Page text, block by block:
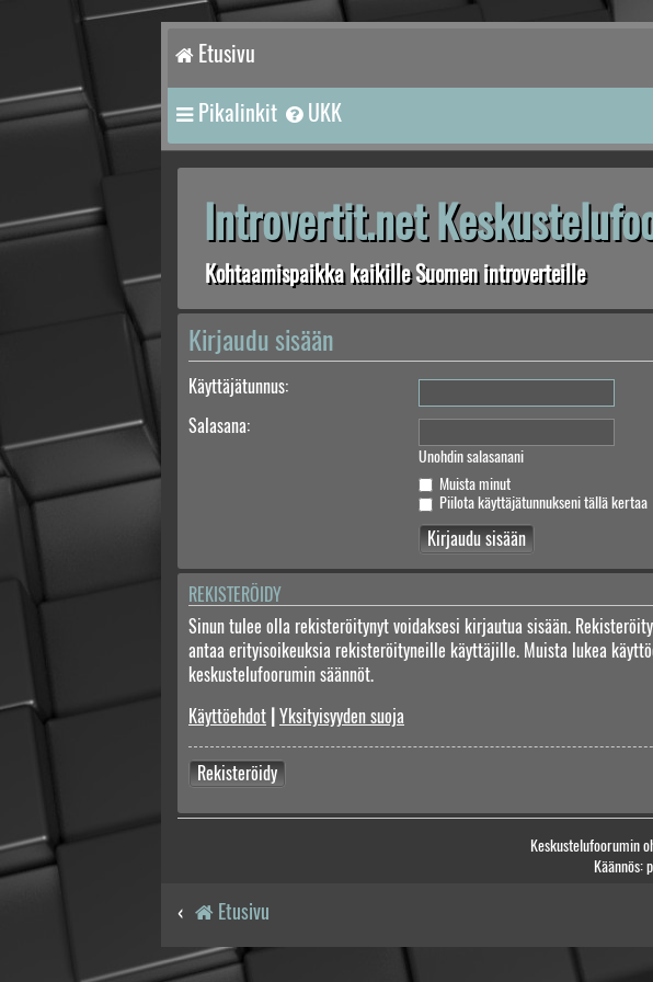
Etusivu
Pikalinkit UKK
Introvertit.net
Kohtaamispaikka kaikille Suomen introverteille
Kirjaudu sisään
Käyttäjätunnus:
Salasana:
Unohdin salasanani
Muista minut
Piilota käyttäjätunnukseni tällä kertaa
REKISTERÖIDY
Sinun tulee olla rekisteröitynyt voidaksesi kirjautua sisään.
antaa erityisoikeuksia rekisteröityneille käyttäjille. Muista lukea
keskustelufoorumin säännöt.
Käyttöehdot | Yksityisyyden suoja
Rekisteröidy
Keskustelufoorumin
Käännös:
Etusivu